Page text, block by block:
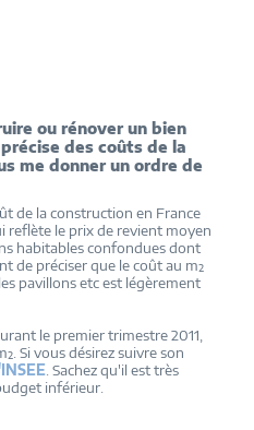
ou rénover un bien
des coûts de la
me donner un ordre de
de la construction en France
reflète le prix de revient moyen
habitables confondues dont
de préciser que le coût au m²
pavillons etc est légèrement
le premier trimestre 2011,
Si vous désirez suivre son
. Sachez qu'il est très
inférieur.